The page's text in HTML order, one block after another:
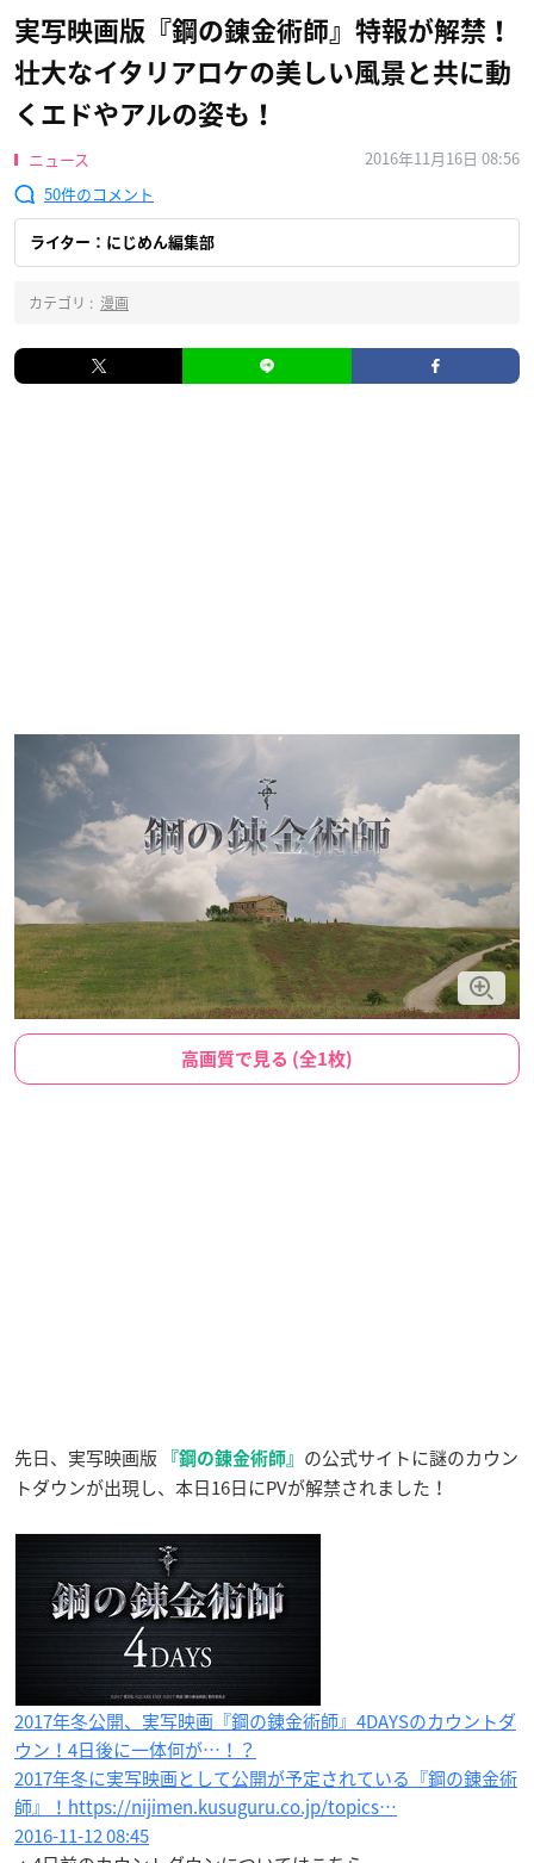
実写映画版『鋼の錬金術師』特報が解禁！
壮大なイタリアロケの美しい風景と共に動
くエドやアルの姿も！
ニュース
2016年11月16日 08:56
50
ライター：にじめん編集部
カテゴリ : 漫画
高画質で見る (全1枚)
先日、実写映画版 『鋼の錬金術師』 の公式サイトに謎のカウン
トダウンが出現し、本日16日にPVが解禁されました！
2017年冬公開、実写映画『鋼の錬金術師』4DAYSのカウントダ
ウン！4日後に一体何が…！？
2017年冬に実写映画として公開が予定されている『鋼の錬金術
師』！https://nijimen.kusuguru.co.jp/topics…
2016-11-12 08:45